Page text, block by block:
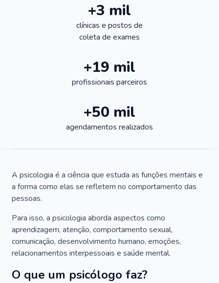
+3 mil
clínicas e postos de
coleta de exames
+19 mil
profissionais parceiros
+50 mil
agendamentos realizados
A psicologia é a ciência que estuda as funções mentais e
a forma como elas se refletem no comportamento das
pessoas.
Para isso, a psicologia aborda aspectos como
aprendizagem, atenção, comportamento sexual,
comunicação, desenvolvimento humano, emoções,
relacionamentos interpessoais e saúde mental.
O que um psicólogo faz?